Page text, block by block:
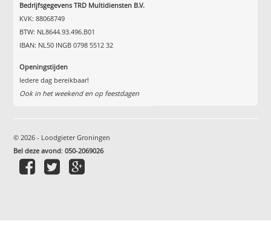
Bedrijfsgegevens TRD Multidiensten B.V.
KVK: 88068749
BTW: NL8644.93.496.B01
IBAN: NL50 INGB 0798 5512 32
Openingstijden
Iedere dag bereikbaar!
Ook in het weekend en op feestdagen
© 2026 - Loodgieter Groningen
Bel deze avond:050-2069026